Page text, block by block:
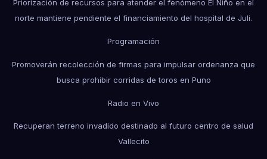
Priorización de recursos para atender el fenómeno El Niño en el
norte mantiene pendiente el financiamiento del hospital de Juli.
Programación
Promoverán recolección de firmas para impulsar ordenanza que
busca prohibir corridas de toros en Puno
Radio en Vivo
Recuperan terreno invadido destinado al futuro centro de salud
Vallecito